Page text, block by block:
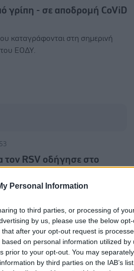
Personal Information
to third parties, or processing of
by us, please use the below
after your opt-out request is
on personal information utilized by
prior to your opt-out. You may
by third parties on the IAB’s
γρίπη - σε αποδρομή CoViD
καταγράφονται στη σημερινή
του ΕΟΔΥ.
τον RSV οδήγησε στο
τον κορωνοϊό πήρε έγκριση
του δεύτερου, που κράτησε